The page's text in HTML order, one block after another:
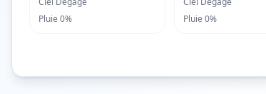
Pluie 0%
Pluie0%